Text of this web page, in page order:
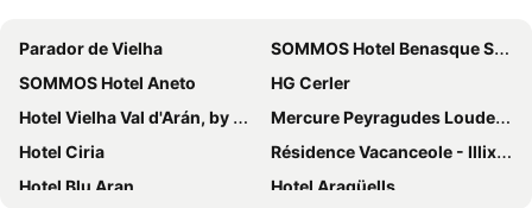
Parador de Vielha
SOMMOS Hotel Benasque Spa
SOMMOS Hotel Aneto
HG Cerler
Hotel Vielha Val d'Arán, by Meliá
Mercure Peyragudes Loudenvielle Pyrenees
Hotel Ciria
Résidence Vacanceole - Illixon***
Hotel Blu Aran
Hotel Aragüells